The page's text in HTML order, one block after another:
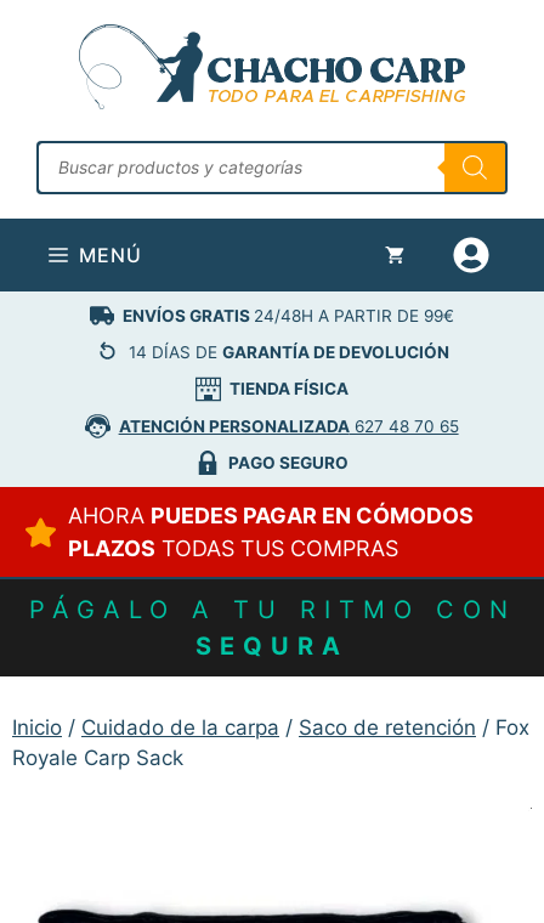
contenido
Búsqueda
de
productos
MENÚ
ENVÍOS GRATIS 24/48H A PARTIR DE 99€
14 DÍAS DE GARANTÍA DE DEVOLUCIÓN
TIENDA FÍSICA
ATENCIÓN PERSONALIZADA627 48 70 65
PAGO SEGURO
AHORA PUEDES PAGAR EN CÓMODOS
PLAZOS TODAS TUS COMPRAS
PÁGALO A TU RITMO CON
SEQURA
Inicio / Cuidado de la carpa / Saco de retención / Fox
Royale Carp Sack